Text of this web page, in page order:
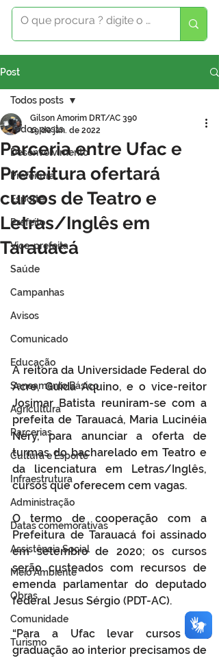
Post
Todos posts
Desenvolvimento
Prefeitura
Esporte
Prefeito
Vice-prefeita
Saúde
Campanhas
Avisos
Comunicado
Educação
Saneamento Básico
Agricultura
Parcerias
Cultura e Esporte
Infraestrutura
Administração
Datas comemorativas
Assistência Social
Meio Ambiente
Obras
Comunidade
Turismo
Todos posts
Parceria entre Ufac e
Prefeitura ofertará
cursos de Teatro e
Letras/Inglês em
Tarauacá
Gilson Amorim DRT/AC 390
19 de jan. de 2022
A reitora da Universidade Federal do
Acre, Guida Aquino, e o vice-reitor
Josimar Batista reuniram-se com a
prefeita de Tarauacá, Maria Lucinéia
Nery, para anunciar a oferta de
turmas do bacharelado em Teatro e
da licenciatura em Letras/Inglês,
cursos que oferecem cem vagas.
O termo de cooperação com a
Prefeitura de Tarauacá foi assinado
em setembro de 2020; os cursos
serão custeados com recursos de
emenda parlamentar do deputado
federal Jesus Sérgio (PDT-AC).
“Para a Ufac levar cursos de
graduação ao interior precisamos de